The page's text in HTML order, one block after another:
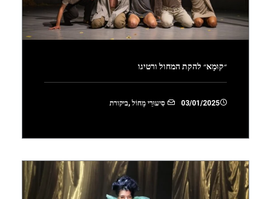
״קוּמָא״ להקת המחול ורטיגו
03/01/2025 סִיעוּרֵי מָחוֹל ,ביקורת